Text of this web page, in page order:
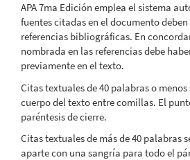
APA 7ma Edición emplea el sistema
fuentes citadas en el documento
referencias bibliográficas. En
nombrada en las referencias debe
previamente en el texto.
Citas textuales de 40 palabras o menos
cuerpo del texto entre comillas. El
paréntesis de cierre.
Citas textuales de más de 40 palabras
aparte con una sangría para todo el